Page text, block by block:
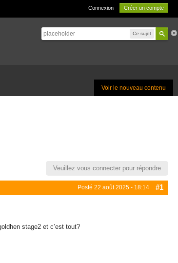
Connexion Créer un compte
Ce sujet
Voir le nouveau contenu
Veuillez vous connecter pour répondre
Posté 22 août 2025 - 18:14 #1
stage2 et c’est tout?